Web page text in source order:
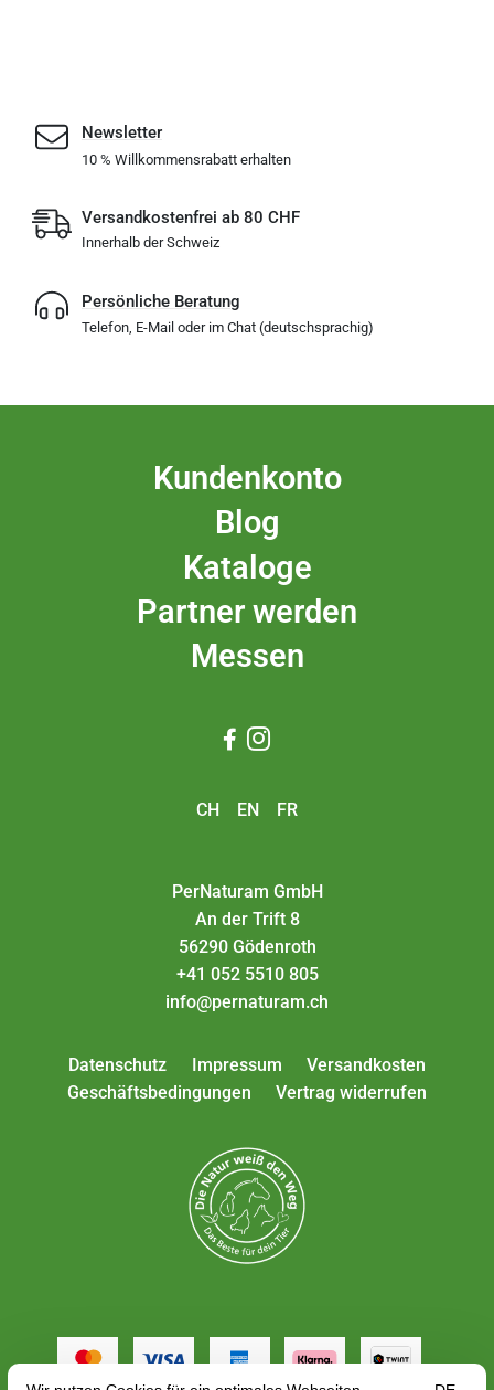
Newsletter
10 % Willkommensrabatt erhalten
Versandkostenfrei ab 80 CHF
Innerhalb der Schweiz
Persönliche Beratung
Telefon, E-Mail oder im Chat (deutschsprachig)
Kundenkonto
Blog
Kataloge
Partner werden
Messen
 
CH EN FR
PerNaturam GmbH
An der Trift 8
56290 Gödenroth
+41 052 5510 805
info@pernaturam.ch
Datenschutz Impressum
Versandkosten
Geschäftsbedingungen
Vertrag widerrufen